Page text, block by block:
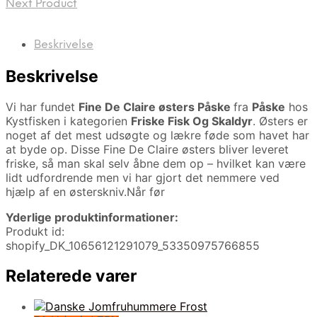
Next Product
Beskrivelse
Beskrivelse
Vi har fundet Fine De Claire østers Påske fra Påske hos
Kystfisken i kategorien Friske Fisk Og Skaldyr. Østers er
noget af det mest udsøgte og lækre føde som havet har
at byde op. Disse Fine De Claire østers bliver leveret
friske, så man skal selv åbne dem op – hvilket kan være
lidt udfordrende men vi har gjort det nemmere ved
hjælp af en østerskniv.Når før
Yderlige produktinformationer:
Produkt id:
shopify_DK_10656121291079_53350975766855
Relaterede varer